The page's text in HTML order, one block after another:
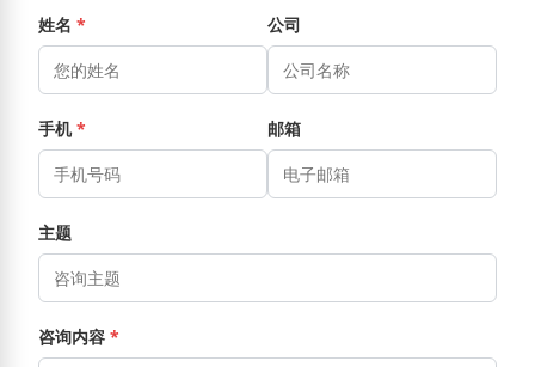
姓名 * 公司
手机* 邮箱
主题
咨询内容 *